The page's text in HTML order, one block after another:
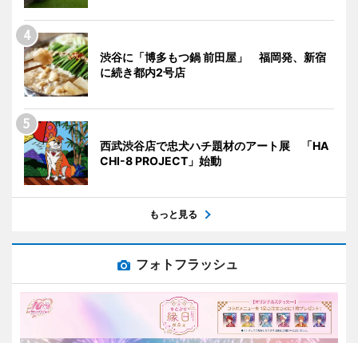
渋谷に「博多もつ鍋 前田屋」 福岡発、新宿
に続き都内2号店
西武渋谷店で忠犬ハチ題材のアート展 「HA
CHI-8 PROJECT」始動
もっと見る
フォトフラッシュ